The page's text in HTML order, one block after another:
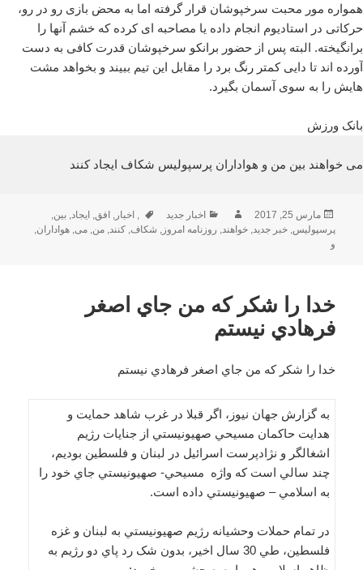
همواره مور محبت سرخپوشان قرار گرفته اما به محض بازی رو در رو،
حرکاتی در استادیوم انجام داده یا مصاحبه ای کرده که خشم آنها را
برانگیخته. البته پس از حضور برانکو سرخپوشان قدرت کافی به دست
آورده اند تا دایی کمتر رنگ برد را مقابل این تیم ببیند و بخواهد مشت
هایش را به سوی آسمان بگیرد.
بانک ورزش
می خواهند بین من و هواداران پرسپولیس شکاف ایجاد کنند
ارسال
شده
مارس 25, 2017 نویسندهدسته‌ها
اخبار جدید برچسب‌ها, اخبار, افق, ایجاد,بین,
پرسپولیس,خبر جدید,خواهند, روزنامه امروز, شکاف,کنند,من,می,هواداران,
و
خدا را شکر که من جاي اصغر
فرهادي نيستم
خدا را شکر که من جاي اصغر فرهادي نيستم
به گزارش جهان نیوز، اگر قبلا در غرب شاهد حمايت و
هدايت حاکمان مسيحي صهيونيستي از جنايات رژيم
اشغالگر و نژادپرست اسرائيل در لبنان و فلسطين بوديم،
چند سالي است که واژه مسيحي- صهيونيستي جاي خود را
به اسلامي – صهيونيستي داده است.
در تمام حملات وحشيانه رژيم صهيونيستي به لبنان و غزه
فلسطين، طي 30 سال اخير، بدون شک رد پاي دو رژيم به